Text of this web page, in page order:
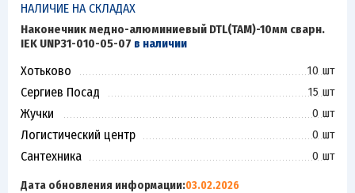
НАЛИЧИЕ НА СКЛАДАХ
Наконечник медно-алюминиевый DTL(ТАМ)-10мм сварн.
IEK UNP31-010-05-07 в наличии
Хотьково 10 шт
Сергиев Посад 15 шт
Жучки 0 шт
Логистический центр 0 шт
Сантехника 0 шт
Дата обновления информации:03.02.2026